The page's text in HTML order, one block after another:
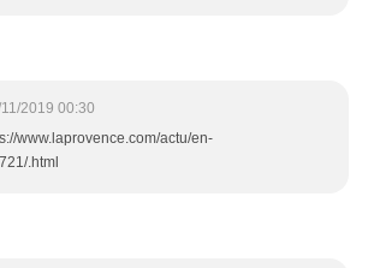
2019 00:30
www.laprovence.com/actu/en-
.html